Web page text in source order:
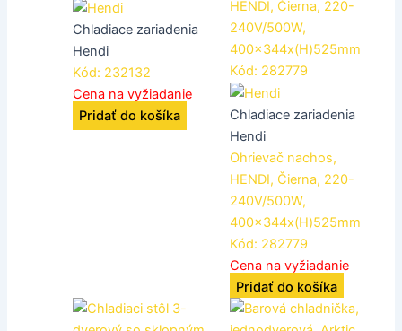
Chladiace zariadenia
Hendi
Kód: 232132
Cena na vyžiadanie
Pridať do košíka
Chladiace zariadenia
Hendi
Ohrievač nachos,
HENDI, Čierna, 220-
240V/500W,
400x344x(H)525mm
Kód: 282779
Cena na vyžiadanie
Pridať do košíka